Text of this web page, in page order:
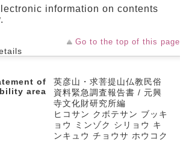
information on contents
Go to the top of this page
of
area
英彦山・求菩提山仏教民俗
資料緊急調査報告書 / 元興
寺文化財研究所編
ヒコサン クボテサン ブッキ
ョウ ミンゾク シリョウ キ
ンキュウ チョウサ ホウコク